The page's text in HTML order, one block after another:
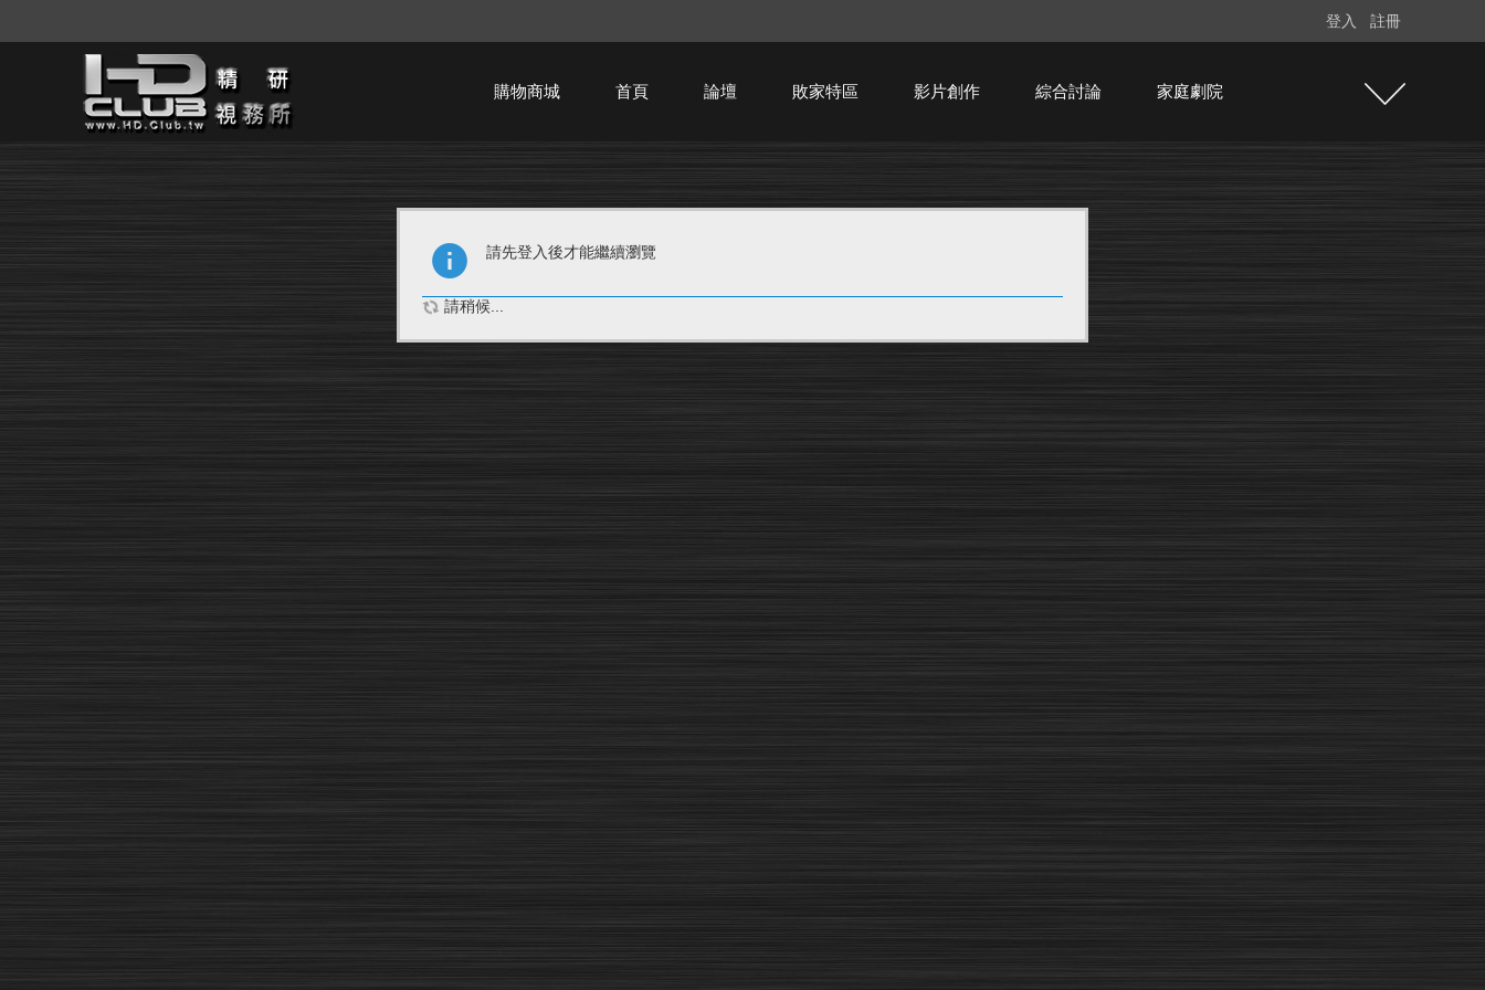
登入 註冊
購物商城 首頁 論壇 敗家特區 影片創作 綜合討論 家庭劇院
請先登入後才能繼續瀏覽
請稍候...